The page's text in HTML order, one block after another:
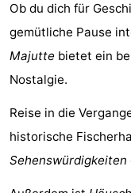
Adressen
Region
Zeeuws-
Nieuwvliet
-
Ob du dich für
gemütliche Pause
Majutte bietet ein
Nostalgie.
Reise in die
historische
Sehenswürdigkeiten